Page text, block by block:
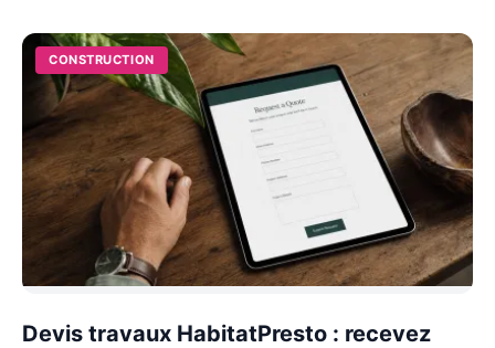
CONSTRUCTION
Devis travaux HabitatPresto : recevez